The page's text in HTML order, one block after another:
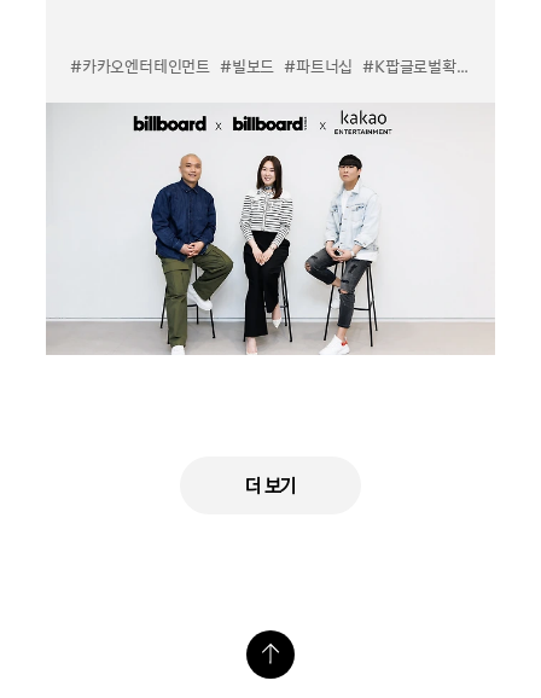
#카카오엔터테인먼트 #빌보드 #파트너십 #K팝글로벌확장
더 보기